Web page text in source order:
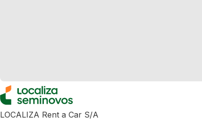
LOCALIZA Rent a Car S/A